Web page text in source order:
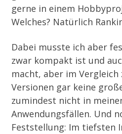
gerne in einem
Welches? Natürlich
Dabei musste ich aber
zwar kompakt ist und
macht, aber im Vergleich
Versionen gar keine
zumindest nicht in
Anwendungsfällen. Und
Feststellung: Im tiefsten